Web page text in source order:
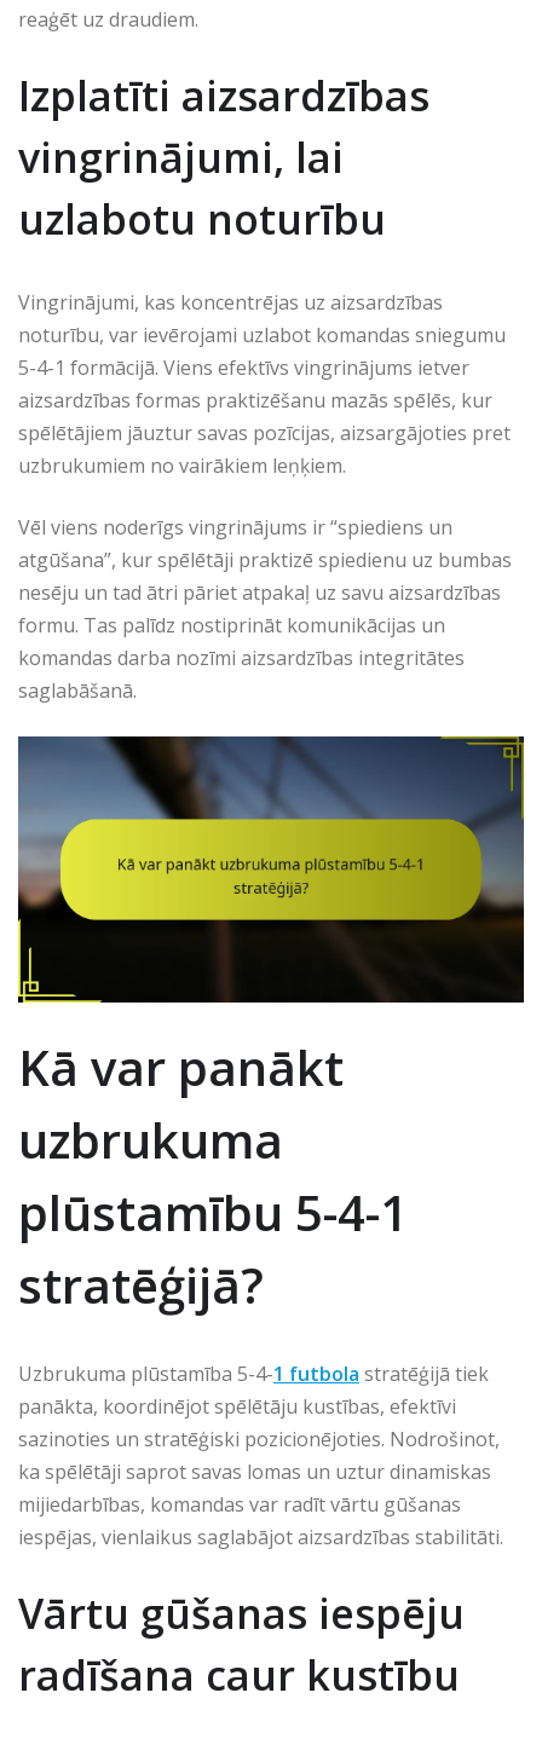
reaģēt uz draudiem.
Izplatīti aizsardzības
vingrinājumi, lai
uzlabotu noturību
Vingrinājumi, kas koncentrējas uz aizsardzības
noturību, var ievērojami uzlabot komandas sniegumu
5-4-1 formācijā. Viens efektīvs vingrinājums ietver
aizsardzības formas praktizēšanu mazās spēlēs, kur
spēlētājiem jāuztur savas pozīcijas, aizsargājoties pret
uzbrukumiem no vairākiem leņķiem.
Vēl viens noderīgs vingrinājums ir “spiediens un
atgūšana”, kur spēlētāji praktizē spiedienu uz bumbas
nesēju un tad ātri pāriet atpakaļ uz savu aizsardzības
formu. Tas palīdz nostiprināt komunikācijas un
komandas darba nozīmi aizsardzības integritātes
saglabāšanā.
Kā var panākt
uzbrukuma
plūstamību 5-4-1
stratēģijā?
Uzbrukuma plūstamība 5-4-1 futbola stratēģijā tiek
panākta, koordinējot spēlētāju kustības, efektīvi
sazinoties un stratēģiski pozicionējoties. Nodrošinot,
ka spēlētāji saprot savas lomas un uztur dinamiskas
mijiedarbības, komandas var radīt vārtu gūšanas
iespējas, vienlaikus saglabājot aizsardzības stabilitāti.
Vārtu gūšanas iespēju
radīšana caur kustību